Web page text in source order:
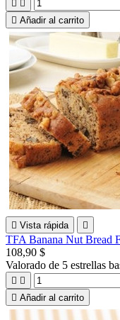
 
 Añadir al carrito
 Vista rápida 
TFA Banana Nut Bread
108,90 $
Valorado de 5 estrellas
 
 Añadir al carrito